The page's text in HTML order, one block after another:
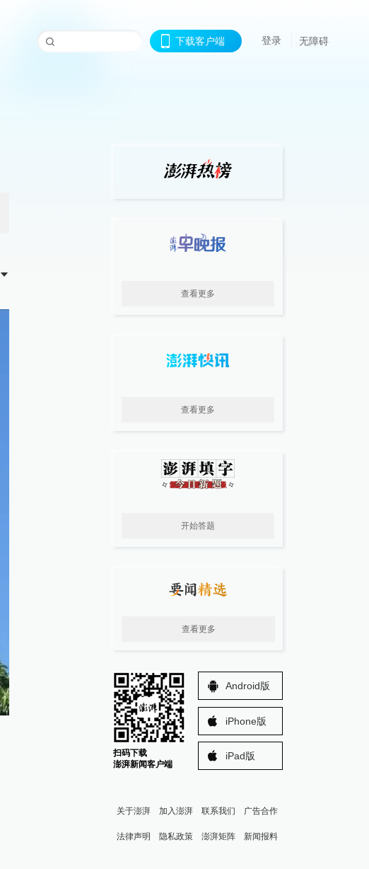
下载客户端 登录 无障碍
查看更多
查看更多
开始答题
查看更多
扫码下载
澎湃新闻客户端
Android版
iPhone版
iPad版
关于澎湃 加入澎湃 联系我们 广告合作
法律声明 隐私政策 澎湃矩阵 新闻报料